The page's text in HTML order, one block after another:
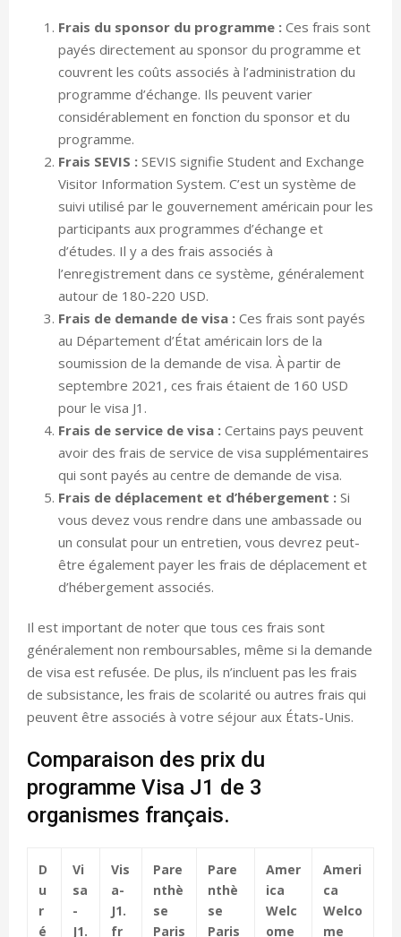
Frais du sponsor du programme : Ces frais sont
payés directement au sponsor du programme et
couvrent les coûts associés à l’administration du
programme d’échange. Ils peuvent varier
considérablement en fonction du sponsor et du
programme.
Frais SEVIS : SEVIS signifie Student and Exchange
Visitor Information System. C’est un système de
suivi utilisé par le gouvernement américain pour les
participants aux programmes d’échange et
d’études. Il y a des frais associés à
l’enregistrement dans ce système, généralement
autour de 180-220 USD.
Frais de demande de visa : Ces frais sont payés
au Département d’État américain lors de la
soumission de la demande de visa. À partir de
septembre 2021, ces frais étaient de 160 USD
pour le visa J1.
Frais de service de visa : Certains pays peuvent
avoir des frais de service de visa supplémentaires
qui sont payés au centre de demande de visa.
Frais de déplacement et d’hébergement : Si
vous devez vous rendre dans une ambassade ou
un consulat pour un entretien, vous devrez peut-
être également payer les frais de déplacement et
d’hébergement associés.
Il est important de noter que tous ces frais sont
généralement non remboursables, même si la demande
de visa est refusée. De plus, ils n’incluent pas les frais
de subsistance, les frais de scolarité ou autres frais qui
peuvent être associés à votre séjour aux États-Unis.
Comparaison des prix du
programme Visa J1 de 3
organismes français.
D
u
r
é
Vi
sa
-
J1.
Vis
a-
J1.
fr
Pare
nthè
se
Paris
Pare
nthè
se
Paris
Amer
ica
Welc
ome
Ameri
ca
Welco
me